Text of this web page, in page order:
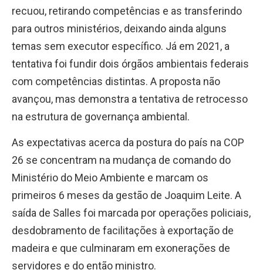
recuou, retirando competências e as transferindo
para outros ministérios, deixando ainda alguns
temas sem executor específico. Já em 2021, a
tentativa foi fundir dois órgãos ambientais federais
com competências distintas. A proposta não
avançou, mas demonstra a tentativa de retrocesso
na estrutura de governança ambiental.
As expectativas acerca da postura do país na COP
26 se concentram na mudança de comando do
Ministério do Meio Ambiente e marcam os
primeiros 6 meses da gestão de Joaquim Leite. A
saída de Salles foi marcada por operações policiais,
desdobramento de facilitações à exportação de
madeira e que culminaram em exonerações de
servidores e do então ministro.